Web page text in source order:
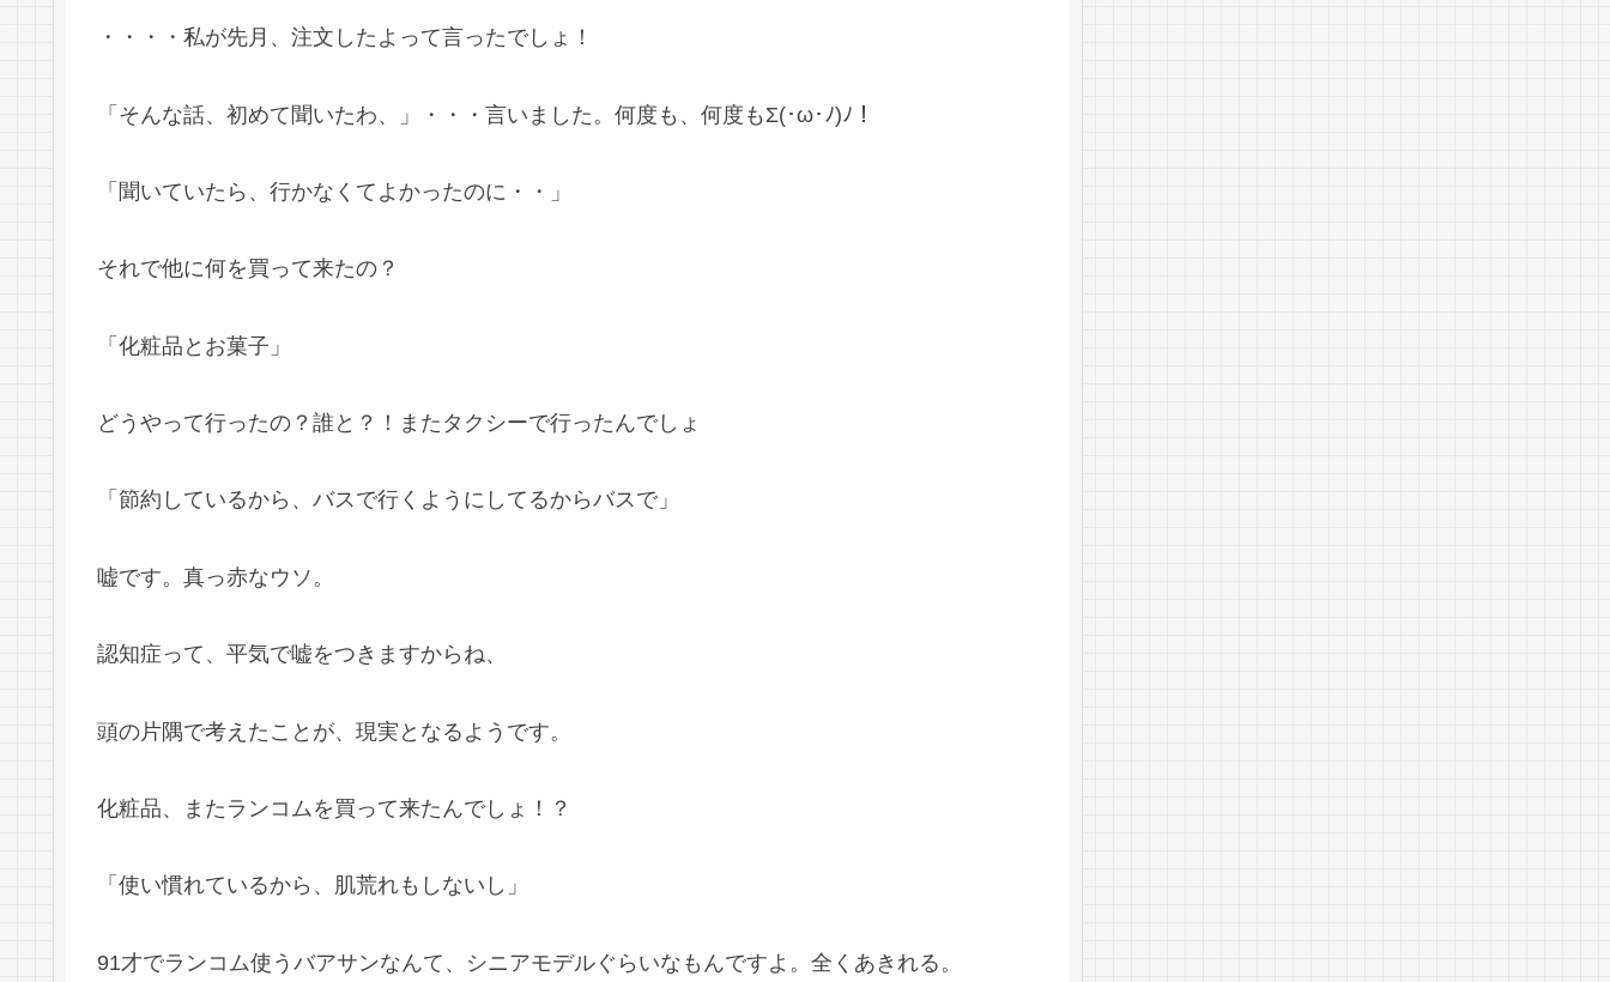
・・・・私が先月、注文したよって言ったでしょ！
「そんな話、初めて聞いたわ、」・・・言いました。何度も、何度もΣ(･ω･ﾉ)ﾉ！
「聞いていたら、行かなくてよかったのに・・」
それで他に何を買って来たの？
「化粧品とお菓子」
どうやって行ったの？誰と？！またタクシーで行ったんでしょ
「節約しているから、バスで行くようにしてるからバスで」
嘘です。真っ赤なウソ。
認知症って、平気で嘘をつきますからね、
頭の片隅で考えたことが、現実となるようです。
化粧品、またランコムを買って来たんでしょ！？
「使い慣れているから、肌荒れもしないし」
91才でランコム使うバアサンなんて、シニアモデルぐらいなもんですよ。全くあきれる。